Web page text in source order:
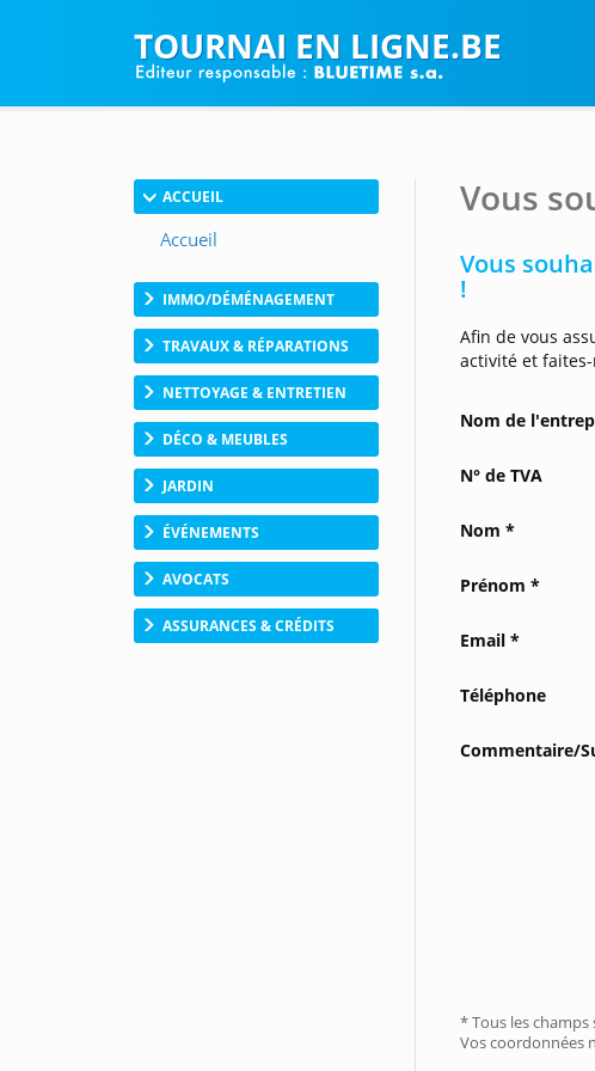
TOURNAI EN LIGNE.BE
ACCUEIL
IMMO/DÉMÉNAGEMENT
TRAVAUX & RÉPARATIONS
NETTOYAGE & ENTRETIEN
DÉCO & MEUBLES
JARDIN
ÉVÉNEMENTS
AVOCATS
ASSURANCES & CRÉDITS
Vous
Vous
!
Afin de vous
activité et
Nom de
N° de TVA
Nom *
Prénom *
Email *
Téléphone
Commentaire/
* Tous les
Vos coordonnées